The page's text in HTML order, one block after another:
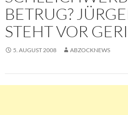
BETRUG?
STEHT VOR
5. AUGUST 2008 ABZOCKNEWS